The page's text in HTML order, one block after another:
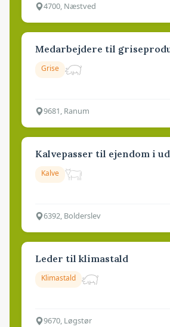
4700, Næstved
Medarbejdere til
Grise
9681, Ranum
Kalvepasser til ejendom i
Kalve
6392, Bolderslev
Leder til klimastald
Klimastald
9670, Løgstør